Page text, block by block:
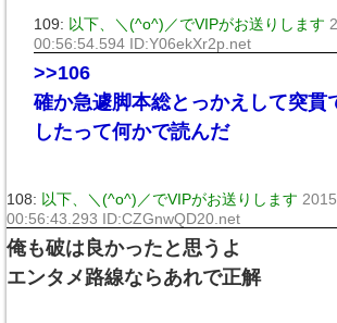
109: 以下、＼(^o^)／でVIPがお送りします
00:56:54.594 ID:Y06ekXr2p.net
>>106
確か急遽脚本総とっかえして突貫
したって何かで読んだ
108: 以下、＼(^o^)／でVIPがお送りします
00:56:43.293 ID:CZGnwQD20.net
俺も破は良かったと思うよ
エンタメ路線ならあれで正解